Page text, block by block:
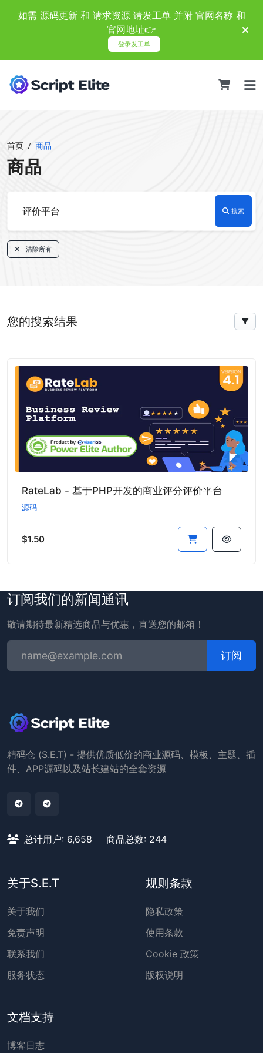
如需 源码更新 和 请求资源 请发工单 并附 官网名称 和
官网地址👉
登录发工单
首页 商品
商品
搜索
清除所有
您的搜索结果
RateLab - 基于PHP开发的商业评分评价平台
源码
$1.50
订阅我们的新闻通讯
敬请期待最新精选商品与优惠，直送您的邮箱！
订阅
精码仓 (S.E.T) - 提供优质低价的商业源码、模板、主题、插
件、APP源码以及站长建站的全套资源
总计用户: 6,658 商品总数: 244
关于S.E.T
关于我们
免责声明
联系我们
服务状态
规则条款
隐私政策
使用条款
Cookie 政策
版权说明
文档支持
博客日志